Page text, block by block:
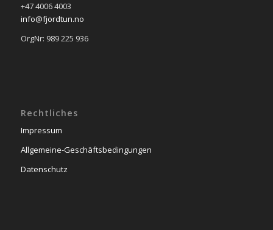
+47 4006 4003
info@fjordtun.no
OrgNr: 989 225 936
Rechtliches
Impressum
Allgemeine-Geschäftsbedingungen
Datenschutz